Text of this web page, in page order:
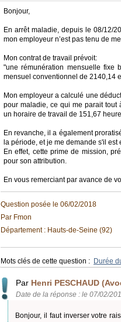
Bonjour,
En arrêt maladie, depuis le 08/12/
mon employeur n’est pas tenu de
Mon contrat de travail prévoit:
"une rémunération mensuelle fixe
mensuel conventionnel de 2140,14
Mon employeur a calculé une
pour maladie, ce qui me parait tout
un horaire de travail de 151,67
En revanche, il a également
la période, et je me demande s'il est
En effet, cette prime de mission,
pour son attribution.
En vous remerciant par avance de
Question posée le 06/02/2018
Par Fmon
Département : Hauts-de-Seine (92)
Mots clés de cette question : Durée
Par Henri PESCHAUD
Date de la réponse : le 07/02/
Bonjour, il faut inverser votre